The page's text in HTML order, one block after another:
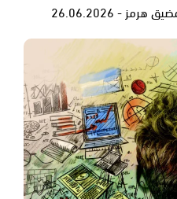
- 26.06.2026